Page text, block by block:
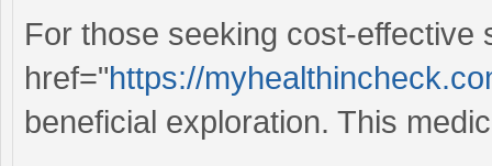
For those seeking cost-effective
href="https://
beneficial exploration. This